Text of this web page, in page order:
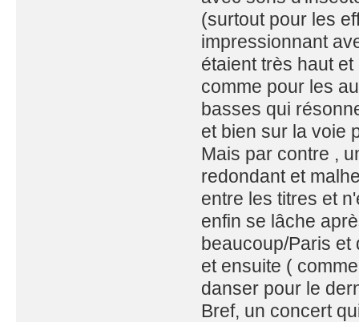
(surtout pour les
impressionnant
étaient très haut
comme pour les
basses qui
et bien sur la voie
Mais par contre ,
redondant et
entre les titres et
enfin se lâche
beaucoup/Paris
et ensuite (
danser pour le
Bref, un concert